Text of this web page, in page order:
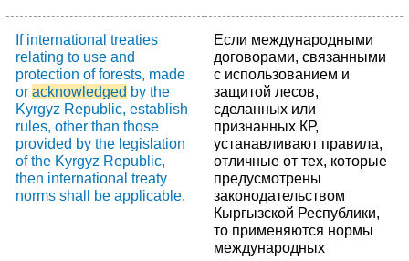
If international treaties
relating to use and
protection of forests, made
or acknowledged by the
Kyrgyz Republic, establish
rules, other than those
provided by the legislation
of the Kyrgyz Republic,
then international treaty
norms shall be applicable.
Если международными
договорами, связанными
с использованием и
защитой лесов,
сделанных или
признанных КР,
устанавливают правила,
отличные от тех, которые
предусмотрены
законодательством
Кыргызской Республики,
то применяются нормы
международных